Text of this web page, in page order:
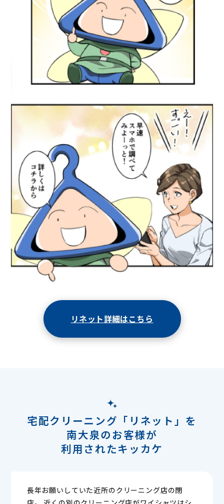
リネット詳細はこちら
宅配クリーニング「リネット」を
南大泉のお客様が
利用されたキッカケ
長年お願いしていた近所のクリーニング店の閉